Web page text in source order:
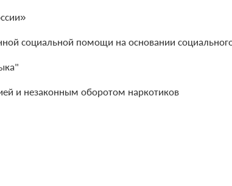
социальной помощи на основании
и незаконным оборотом наркотиков